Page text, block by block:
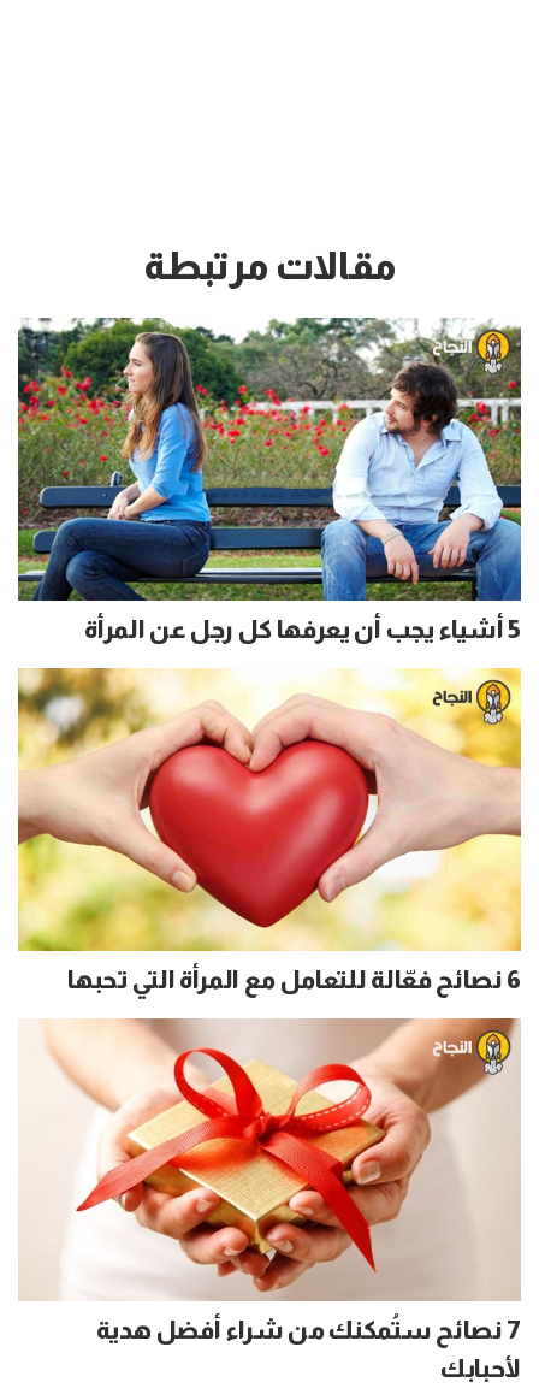
مقالات مرتبطة
5 أشياء يجب أن يعرفها كل رجل عن المرأة
6 نصائح فعّالة للتعامل مع المرأة التي تحبها
7 نصائح ستُمكنك من شراء أفضل هدية
لأحبابك